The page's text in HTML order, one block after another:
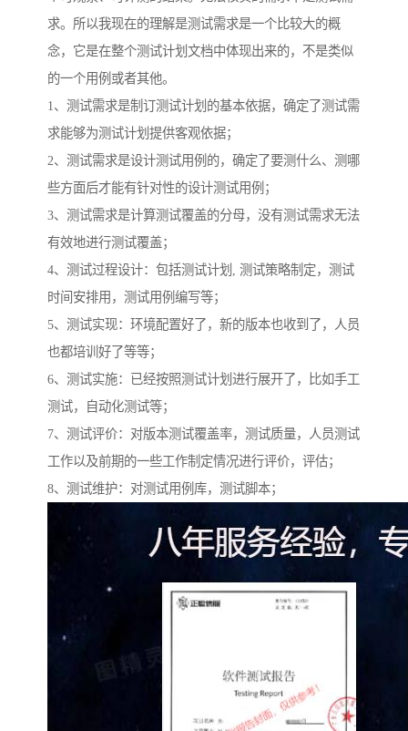
求。所以我现在的理解是测试需求是一个比较大的概
念，它是在整个测试计划文档中体现出来的，不是类似
的一个用例或者其他。
1、测试需求是制订测试计划的基本依据，确定了测试需
求能够为测试计划提供客观依据；
2、测试需求是设计测试用例的，确定了要测什么、测哪
些方面后才能有针对性的设计测试用例；
3、测试需求是计算测试覆盖的分母，没有测试需求无法
有效地进行测试覆盖；
4、测试过程设计：包括测试计划, 测试策略制定，测试
时间安排用，测试用例编写等；
5、测试实现：环境配置好了，新的版本也收到了，人员
也都培训好了等等；
6、测试实施：已经按照测试计划进行展开了，比如手工
测试，自动化测试等；
7、测试评价：对版本测试覆盖率，测试质量，人员测试
工作以及前期的一些工作制定情况进行评价，评估；
8、测试维护：对测试用例库，测试脚本；